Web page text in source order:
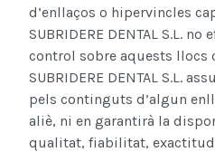
d’enllaços o hipervincles
SUBRIDERE DENTAL S.L.
control sobre aquests llocs
SUBRIDERE DENTAL S.L.
pels continguts d’algun
aliè, ni en garantirà la
qualitat, fiabilitat,